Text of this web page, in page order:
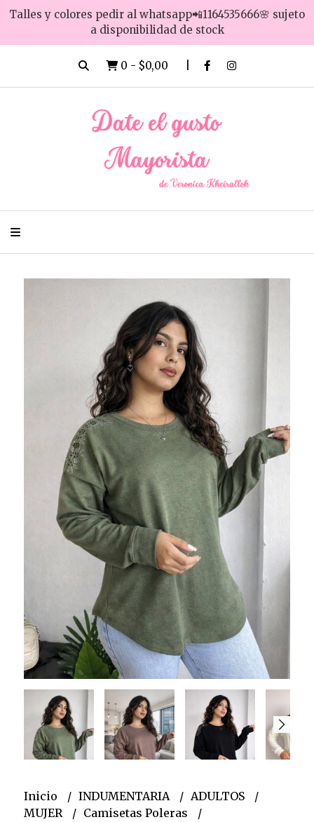
Talles y colores pedir al whatsapp📲1164535666🌸 sujeto
a disponibilidad de stock
0 - $0,00
Inicio INDUMENTARIA
ADULTOS
MUJER
Camisetas Poleras